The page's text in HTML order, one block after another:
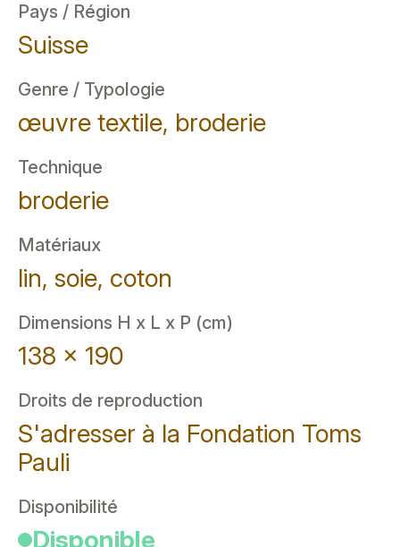
Pays / Région
Suisse
Genre / Typologie
œuvre textile, broderie
Technique
broderie
Matériaux
lin, soie, coton
Dimensions H x L x P (cm)
138 x 190
Droits de reproduction
S'adresser à la Fondation Toms
Pauli
Disponibilité
Disponible